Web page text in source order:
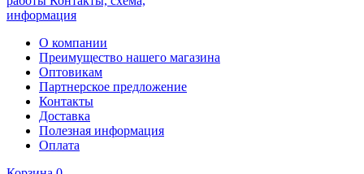
информация
О компании
Преимущество нашего магазина
Оптовикам
Партнерское предложение
Контакты
Доставка
Полезная информация
Оплата